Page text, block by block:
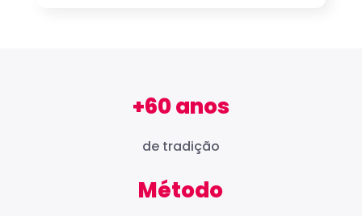
+60 anos
de tradição
Método